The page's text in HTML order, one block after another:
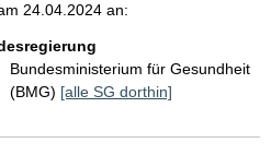
24.04.2024 an:
Bundesministerium für Gesundheit
(BMG) [alle SG dorthin]